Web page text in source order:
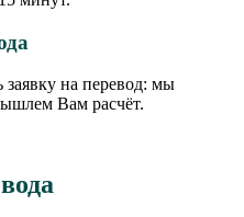
на перевод: мы
Вам расчёт.